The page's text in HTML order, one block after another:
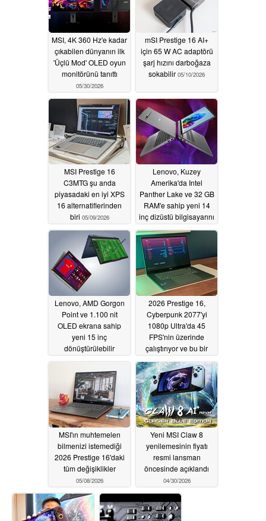
MSI, 4K 360 Hz'e kadar
çıkabilen dünyanın ilk
'Üçlü Mod' OLED oyun
monitörünü tanıttı
05/30/2026
mSI Prestige 16 AI+
için 65 W AC adaptörü
şarj hızını darboğaza
sokabilir 05/10/2026
MSI Prestige 16
C3MTG şu anda
piyasadaki en iyi XPS
16 alternatiflerinden
biri 05/09/2026
Lenovo, Kuzey
Amerika'da Intel
Panther Lake ve 32 GB
RAM'e sahip yeni 14
inç dizüstü bilgisayarını
05/09/2026
Lenovo, AMD Gorgon
Point ve 1.100 nit
OLED ekrana sahip
yeni 15 inç
dönüştürülebilir
piyasaya sürdü
05/09/2026
2026 Prestige 16,
Cyberpunk 2077'yi
1080p Ultra'da 45
FPS'nin üzerinde
çalıştırıyor ve bu bir
bilgisayarı bile değil
05/08/2026
MSI'ın muhtemelen
bilmenizi istemediği
2026 Prestige 16'daki
tüm değişiklikler
05/08/2026
Yeni MSI Claw 8
yenilemesinin fiyatı
resmi lansman
öncesinde açıklandı
04/30/2026